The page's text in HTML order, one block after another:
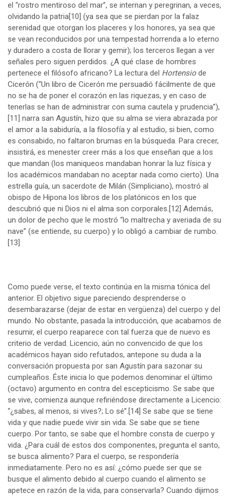
el “rostro mentiroso del mar”, se internan y peregrinan, a veces,
olvidando la patria[10] (ya sea que se pierdan por la falaz
serenidad que otorgan los placeres y los honores, ya sea que
se vean reconducidos por una tempestad horrenda a lo eterno
y duradero a costa de llorar y gemir); los terceros llegan a ver
señales pero siguen perdidos. ¿A qué clase de hombres
pertenece el filósofo africano? La lectura del Hortensio de
Cicerón (“Un libro de Cicerón me persuadió fácilmente de que
no se ha de poner el corazón en las riquezas, y en caso de
tenerlas se han de administrar con suma cautela y prudencia”),
[11] narra san Agustín, hizo que su alma se viera abrazada por
el amor a la sabiduría, a la filosofía y al estudio, si bien, como
es consabido, no faltaron brumas en la búsqueda. Para crecer,
insistirá, es menester creer más a los que enseñan que a los
que mandan (los maniqueos mandaban honrar la luz física y
los académicos mandaban no aceptar nada como cierto). Una
estrella guía, un sacerdote de Milán (Simpliciano), mostró al
obispo de Hipona los libros de los platónicos en los que
descubrió que ni Dios ni el alma son corporales.[12] Además,
un dolor de pecho que le mostró “lo maltrecha y averiada de su
nave” (se entiende, su cuerpo) y lo obligó a cambiar de rumbo.
[13]
Como puede verse, el texto continúa en la misma tónica del
anterior. El objetivo sigue pareciendo desprenderse o
desembarazarse (dejar de estar en vergüenza) del cuerpo y del
mundo. No obstante, pasada la introducción, que acabamos de
resumir, el cuerpo reaparece con tal fuerza que de nuevo es
criterio de verdad. Licencio, aún no convencido de que los
académicos hayan sido refutados, antepone su duda a la
conversación propuesta por san Agustín para sazonar su
cumpleaños. Éste inicia lo que podemos denominar el último
(octavo) argumento en contra del escepticismo. Se sabe que
se vive, comienza aunque refiriéndose directamente a Licencio:
“¿sabes, al menos, si vives?; Lo sé”.[14] Se sabe que se tiene
vida y que nadie puede vivir sin vida. Se sabe que se tiene
cuerpo. Por tanto, se sabe que el hombre consta de cuerpo y
vida. ¿Para cuál de estos dos componentes, pregunta el santo,
se busca alimento? Para el cuerpo, se respondería
inmediatamente. Pero no es así: ¿cómo puede ser que se
busque el alimento debido al cuerpo cuando el alimento se
apetece en razón de la vida, para conservarla? Cuando dijimos